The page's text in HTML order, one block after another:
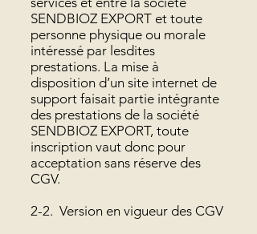
SENDBIOZ EXPORT et toute
personne physique ou morale
intéressé par lesdites
prestations. La mise à
disposition d’un site internet de
support faisait partie intégrante
des prestations de la société
SENDBIOZ EXPORT, toute
inscription vaut donc pour
acceptation sans réserve des
CGV.
2-2. Version en vigueur des CGV